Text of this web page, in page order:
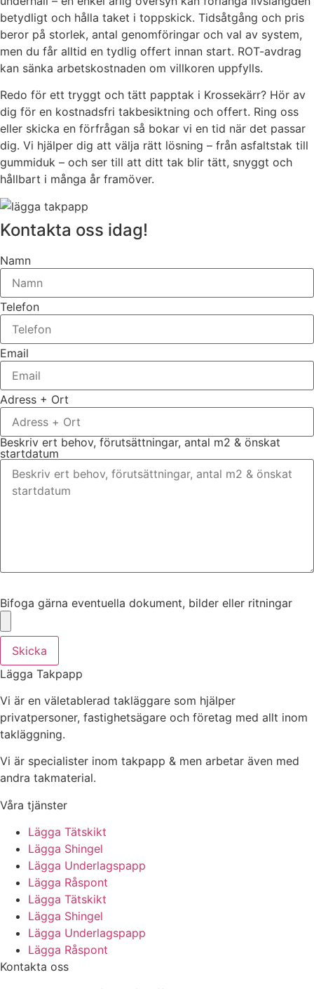
betydligt och hålla taket i toppskick. Tidsåtgång och pris
beror på storlek, antal genomföringar och val av system,
men du får alltid en tydlig offert innan start. ROT-avdrag
kan sänka arbetskostnaden om villkoren uppfylls.
Redo för ett tryggt och tätt papptak i Krossekärr? Hör av
dig för en kostnadsfri takbesiktning och offert. Ring oss
eller skicka en förfrågan så bokar vi en tid när det passar
dig. Vi hjälper dig att välja rätt lösning – från asfaltstak till
gummiduk – och ser till att ditt tak blir tätt, snyggt och
hållbart i många år framöver.
Kontakta oss idag!
Namn
Telefon
Email
Adress + Ort
Beskriv ert behov, förutsättningar, antal m2 & önskat
startdatum
Bifoga gärna eventuella dokument, bilder eller ritningar
Skicka
Lägga Takpapp
Vi är en väletablerad takläggare som hjälper
privatpersoner, fastighetsägare och företag med allt inom
takläggning.
Vi är specialister inom takpapp & men arbetar även med
andra takmaterial.
Våra tjänster
Lägga Tätskikt
Lägga Shingel
Lägga Underlagspapp
Lägga Råspont
Lägga Tätskikt
Lägga Shingel
Lägga Underlagspapp
Lägga Råspont
Kontakta oss